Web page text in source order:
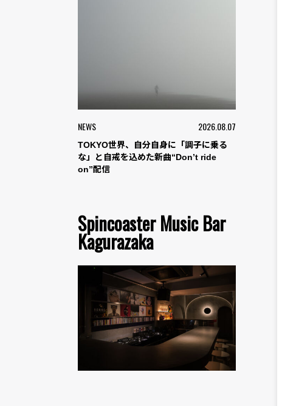
NEWS 2026.08.07
TOKYO世界、自分自身に「調子に乗る
な」と自戒を込めた新曲“Don’t ride
on”配信
Spincoaster Music Bar
Kagurazaka